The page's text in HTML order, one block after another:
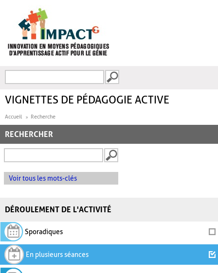
FORMULAIRE DE
VIGNETTES DE PÉDAGOGIE ACTIVE
Accueil Recherche
RECHERCHER
Voir tous les mots-clés
DÉROULEMENT DE L'ACTIVITÉ
Sporadiques
En plusieurs séances